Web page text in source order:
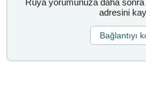
Rüya yorumunuza daha
adresini
Bağlantıyı